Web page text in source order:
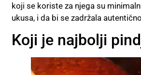
koji se koriste za njega su
ukusa, i da bi se zadržala
Koji je najbolji